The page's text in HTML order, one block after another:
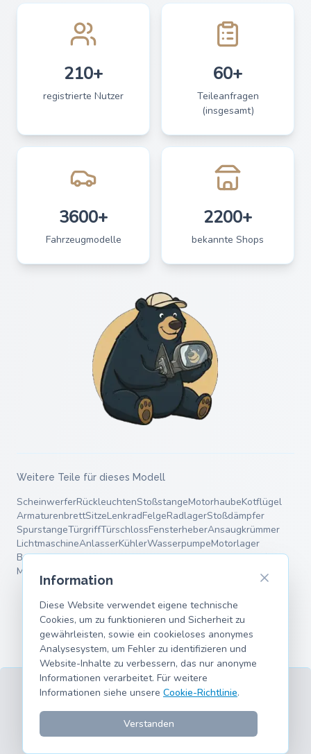
210+
registrierte Nutzer
60+
Teileanfragen
(insgesamt)
3600+
Fahrzeugmodelle
2200+
bekannte Shops
Weitere Teile für dieses Modell
ScheinwerferRückleuchtenStoßstangeMotorhaubeKotflügel
ArmaturenbrettSitzeLenkradFelgeRadlagerStoßdämpfer
SpurstangeTürgriffTürschlossFensterheberAnsaugkrümmer
LichtmaschineAnlasserKühlerWasserpumpeMotorlager
BremsscheibenBremsbelägeBremssattelEndschalldämpfer
Mittelschalldämpfer
AGBDatenschutzImpressumCookiesUnterstützte Modelle
© 2026 hank.parts S. L. - Mit ❤️ für Auto- und Motorrad-
Enthusiasten gemacht.
Information
Diese Website verwendet eigene technische
Cookies, um zu funktionieren und Sicherheit zu
gewährleisten, sowie ein cookieloses anonymes
Analysesystem, um Fehler zu identifizieren und
Website-Inhalte zu verbessern, das nur anonyme
Informationen verarbeitet. Für weitere
Informationen siehe unsere Cookie-Richtlinie.
Verstanden